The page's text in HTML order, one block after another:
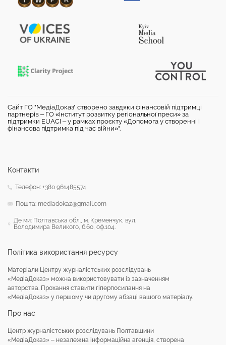
Сайт ГО "МедіаДоказ" створено завдяки фінансовій підтримці
партнерів – ГО «Інститут розвитку регіональної преси» за
підтримки EUACI – у рамках проєкту «Допомога у створенні і
фінансова підтримка під час війни»".
Про нас
Центр журналістських розслідувань Полтавщини
«МедіаДоказ» – незалежна інформаційна агенція, створена
Політика використання ресурсу
Матеріали Центру журналістських розслідувань
«МедіаДоказ» можна використовувати із зазначенням
авторства. Прохання ставити гіперпосилання на
«МедіаДоказ» у першому чи другому абзаці вашого матеріалу.
Контакти
Телефон: +380 961485574
Пошта: mediadokaz@gmail.com
Де ми: Полтавська обл., м. Кременчук, вул.
Володимира Великого, б.60, оф.104.